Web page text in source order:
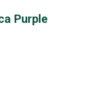
Purple